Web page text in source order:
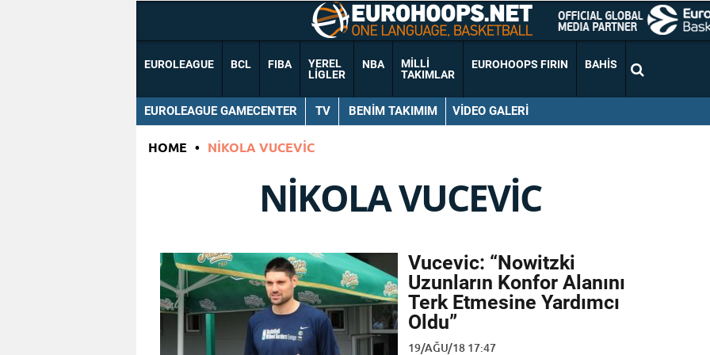
EUROLEAGUE BCL FIBA
YEREL
LIGLER
NBA
MILLI
TAKIMLAR
EUROHOOPS FIRIN BAHIS
EUROLEAGUE GAMECENTER TV BENIM TAKIMIM VIDEO GALERI
HOME • NIKOLA VUCEVIC
NIKOLA VUCEVIC
Vucevic: “Nowitzki
Uzunların Konfor Alanını
Terk Etmesine Yardımcı
Oldu”
19/AĞU/18 17:47